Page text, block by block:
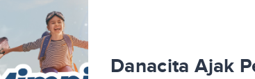
Danacita Ajak